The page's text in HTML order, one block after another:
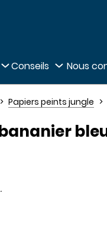
Conseils Nous
Papiers peints jungle